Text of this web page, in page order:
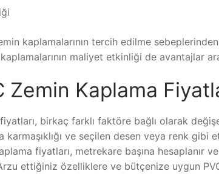
kaplamalarının tercih edilme
maliyet etkinliği de avantajlar
Zemin Kaplama
birkaç farklı faktöre bağlı olarak
karmaşıklığı ve seçilen desen veya renk gibi
fiyatları, metrekare başına hesaplanır
ettiğiniz özelliklere ve bütçenize uygun